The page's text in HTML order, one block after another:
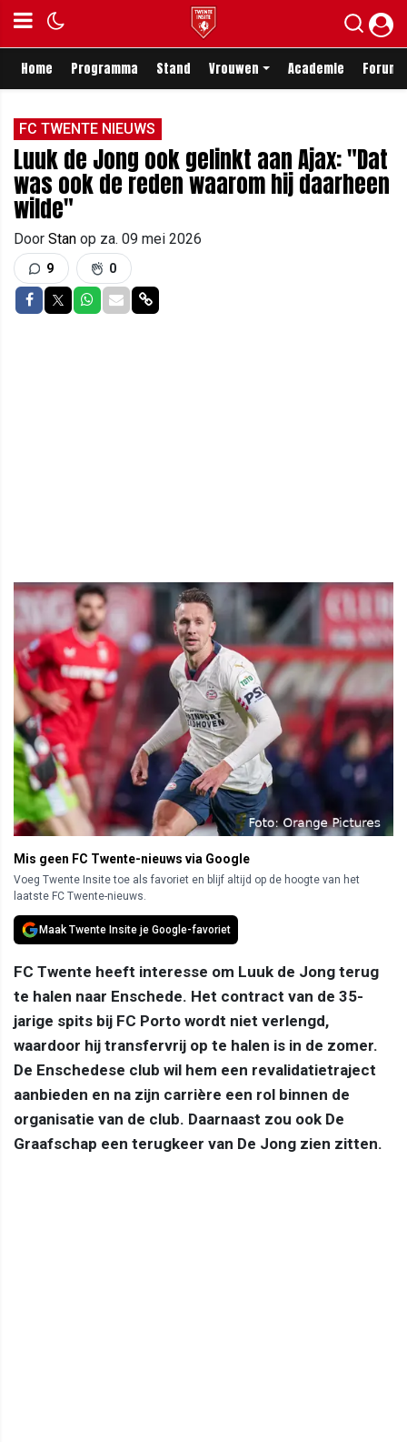
Home Programma Stand Vrouwen Academie Forum
FC TWENTE NIEUWS
Luuk de Jong ook gelinkt aan Ajax: "Dat
was ook de reden waarom hij daarheen
wilde"
Door Stan op za. 09 mei 2026
9 0
Delen op Facebook
Delen op Twitter
Delen op Whatsapp
Delen via Mail
Delen via link
Mis geen FC Twente-nieuws via Google
Voeg Twente Insite toe als favoriet en blijf altijd op de hoogte van het
laatste FC Twente-nieuws.
Maak Twente Insite je Google-favoriet
FC Twente heeft interesse om Luuk de Jong terug
te halen naar Enschede. Het contract van de 35-
jarige spits bij FC Porto wordt niet verlengd,
waardoor hij transfervrij op te halen is in de zomer.
De Enschedese club wil hem een revalidatietraject
aanbieden en na zijn carrière een rol binnen de
organisatie van de club. Daarnaast zou ook De
Graafschap een terugkeer van De Jong zien zitten.